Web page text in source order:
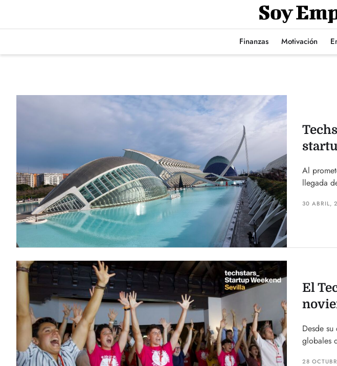
Finanzas Motivación
Al
llegada
30 ABRIL,
El
Desde
globales
28